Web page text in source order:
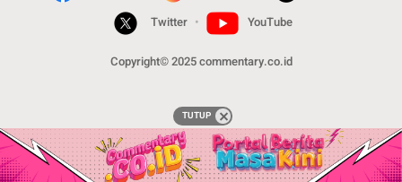
Twitter
YouTube
Copyright© 2025 commentary.co.id
TUTUP